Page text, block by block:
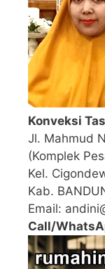
Konveksi
Jl. Mahmud
(Komplek
Kel.
Kab.
Email:
Call/